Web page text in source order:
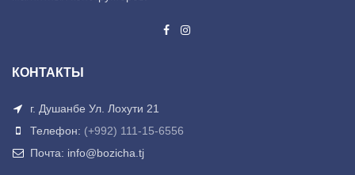
КОНТАКТЫ
г. Душанбе Ул. Лохути 21
Телефон: (+992) 111-15-6556
Почта: info@bozicha.tj